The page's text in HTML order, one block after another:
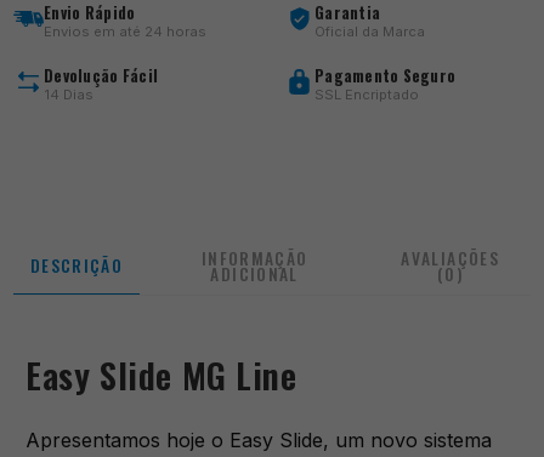
Envio Rápido
Envios em até 24 horas
Garantia
Oficial da Marca
Devolução Fácil
14 Dias
Pagamento Seguro
SSL Encriptado
DESCRIÇÃO INFORMAÇÃO
ADICIONAL
AVALIAÇÕES
(0)
Easy Slide MG Line
Apresentamos hoje o Easy Slide, um novo sistema